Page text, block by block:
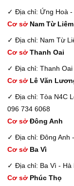
✓ Địa chỉ: Ứng Hoà -
Cơ sở Nam Từ Liêm
✓ Địa chỉ: Nam Từ
Cơ sở Thanh Oai
✓ Địa chỉ: Thanh Oai
Cơ sở Lê Văn
✓ Địa chỉ: Tòa N4C
096 734 6068
Cơ sở Đông Anh
✓ Địa chỉ: Đông Anh
Cơ sở Ba Vì
✓ Địa chỉ: Ba Vì - Hà
Cơ sở Phúc Thọ